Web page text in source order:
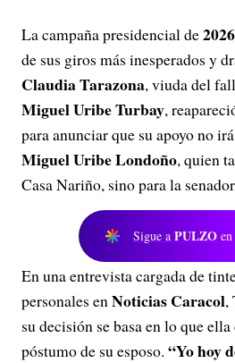
La campaña presidencial de2026
de sus giros más inesperados y
Claudia Tarazona, viuda del
Miguel Uribe Turbay,
para anunciar que su apoyo no
Miguel Uribe Londoño, quien
Casa Nariño, sino para la
Sigue a PULZO en
En una entrevista cargada de
personales enNoticias Caracol,
su decisión se basa en lo que
póstumo de su esposo. “Yo hoy